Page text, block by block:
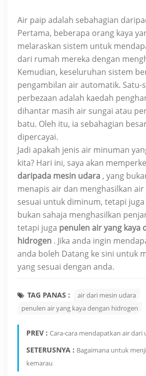
Air paip adalah sebahagian
Pertama, beberapa orang kaya
melaraskan sistem untuk
dari rumah mereka dengan
Kemudian, keseluruhan sistem
pengambilan air automatik. Satu-
perbezaan adalah kaedah
dihantar masih air sungai atau
batu. Oleh itu, ia sebahagian
dipercayai.
Jadi apakah jenis air minuman
kita? Hari ini, saya akan
daripada mesin udara , yang
menapis air dan menghasilkan
sesuai untuk diminum, tetapi
bukan sahaja menghasilkan
tetapi juga penulen air yang kaya
hidrogen . Jika anda ingin
anda boleh Datang ke sini untuk
yang sesuai dengan anda.
TAG PANAS :
air dari mesin udara
penulen air yang kaya dengan hidrogen
PREV : Cara-cara mendapatkan air dari
SETERUSNYA : Bagaimana untuk
kemarau